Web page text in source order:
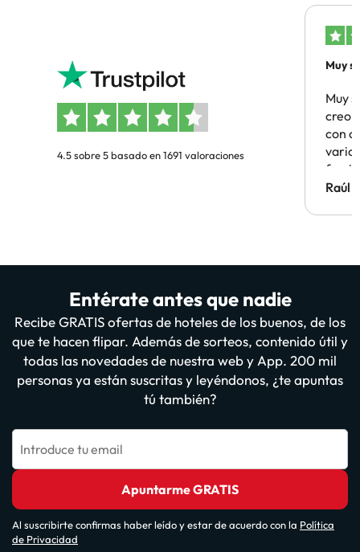
4.5 sobre 5 basado en 1691 valoraciones
Muy
Muy
creo
con
Hotel
Raúl
Entérate antes que nadie
Recibe GRATIS ofertas de hoteles de los buenos, de los
que te hacen flipar. Además de sorteos, contenido útil y
todas las novedades de nuestra web y App. 200 mil
personas ya están suscritas y leyéndonos, ¿te apuntas
tú también?
Introduce tu email
Apuntarme GRATIS
Al suscribirte confirmas haber leído y estar de acuerdo con la Política
de Privacidad